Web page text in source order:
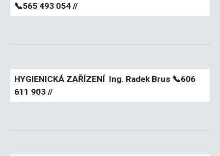
📞565 493 054 //
HYGIENICKÁ ZAŘÍZENÍ Ing. Radek Brus 📞606
611 903 //